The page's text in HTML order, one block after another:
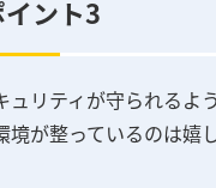
ント3
ュリティが守られるよ
が整っているのは嬉